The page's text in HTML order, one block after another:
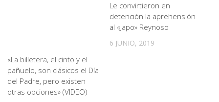
«La billetera, el cinto y el
pañuelo, son clásicos el Día
del Padre, pero existen
otras opciones» (VIDEO)
Le convirtieron en
detención la aprehensión
al «Japo» Reynoso
6 JUNIO, 2019